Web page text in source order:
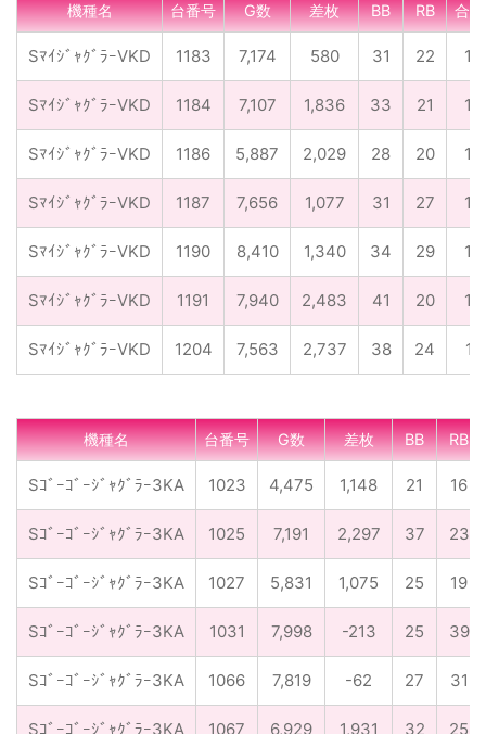
機種名 台番号 G数 差枚 BB RB 合
SﾏｲｼﾞｬｸﾞﾗｰVKD 1183 7,174 580 31 22 1/
SﾏｲｼﾞｬｸﾞﾗｰVKD 1184 7,107 1,836 33 21 1/
SﾏｲｼﾞｬｸﾞﾗｰVKD 1186 5,887 2,029 28 20 1/
SﾏｲｼﾞｬｸﾞﾗｰVKD 1187 7,656 1,077 31 27 1/
SﾏｲｼﾞｬｸﾞﾗｰVKD 1190 8,410 1,340 34 29 1/
SﾏｲｼﾞｬｸﾞﾗｰVKD 1191 7,940 2,483 41 20 1/
SﾏｲｼﾞｬｸﾞﾗｰVKD 1204 7,563 2,737 38 24 1/
機種名 台番号 G数 差枚 BB RB
Sｺﾞｰｺﾞｰｼﾞｬｸﾞﾗｰ3KA 1023 4,475 1,148 21 16
Sｺﾞｰｺﾞｰｼﾞｬｸﾞﾗｰ3KA 1025 7,191 2,297 37 23
Sｺﾞｰｺﾞｰｼﾞｬｸﾞﾗｰ3KA 1027 5,831 1,075 25 19
Sｺﾞｰｺﾞｰｼﾞｬｸﾞﾗｰ3KA 1031 7,998 -213 25 39
Sｺﾞｰｺﾞｰｼﾞｬｸﾞﾗｰ3KA 1066 7,819 -62 27 31
Sｺﾞｰｺﾞｰｼﾞｬｸﾞﾗｰ3KA 1067 6,929 1,931 32 25